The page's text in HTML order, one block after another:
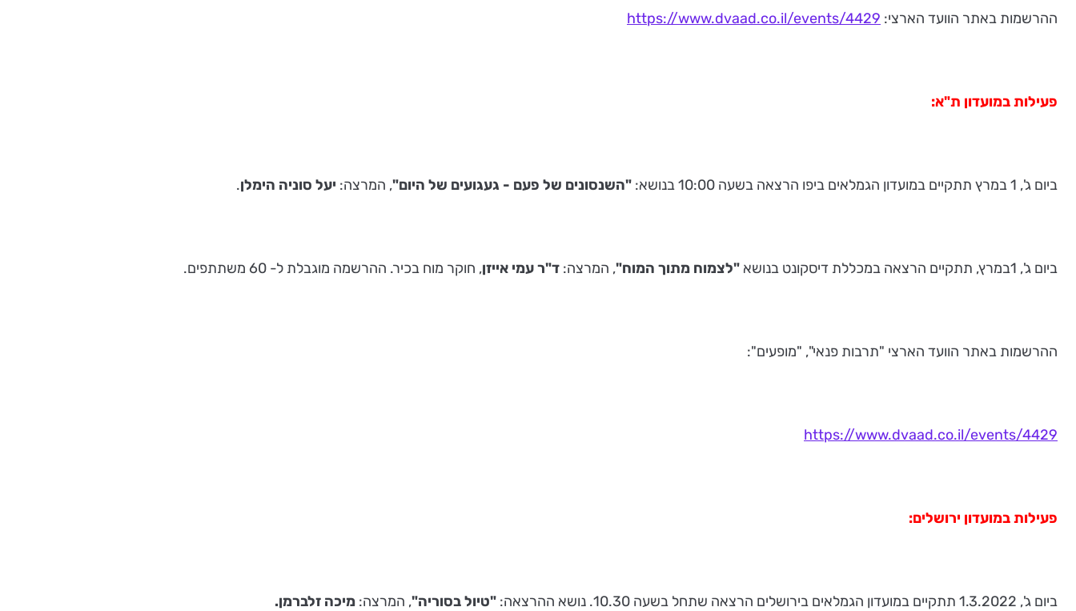
ההרשמות באתר הוועד הארצי: https://www.dvaad.co.il/events/4429
פעילות במועדון ת"א:
ביום ג', 1 במרץ תתקיים במועדון הגמלאים ביפו הרצאה בשעה 10:00 בנושא: "השנסונים של פעם - געגועים של היום", המרצה: יעל סוניה הימלן.
ביום ג', 1במרץ, תתקיים הרצאה במכללת דיסקונט בנושא "לצמוח מתוך המוח", המרצה: ד"ר עמי אייזן, חוקר מוח בכיר. ההרשמה מוגבלת ל- 60 משתתפים.
ההרשמות באתר הוועד הארצי "תרבות פנאי", "מופעים":
https://www.dvaad.co.il/events/4429
פעילות במועדון ירושלים:
ביום ג', 1.3.2022 תתקיים במועדון הגמלאים בירושלים הרצאה שתחל בשעה 10.30. נושא ההרצאה: "טיול בסוריה", המרצה: מיכה זלברמן.